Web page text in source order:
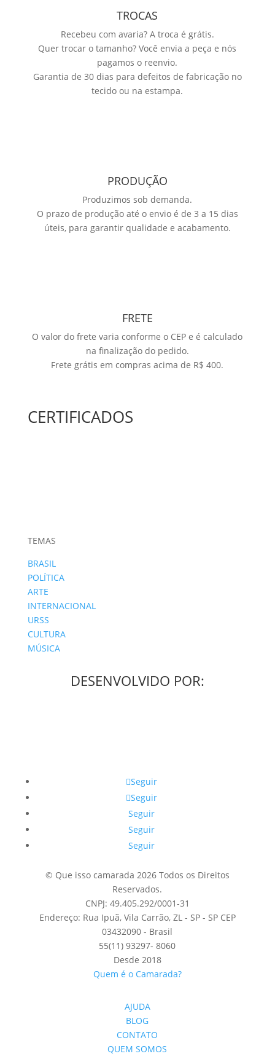
TROCAS
Recebeu com avaria? A troca é grátis.
Quer trocar o tamanho? Você envia a peça e nós
pagamos o reenvio.
Garantia de 30 dias para defeitos de fabricação no
tecido ou na estampa.
PRODUÇÃO
Produzimos sob demanda.
O prazo de produção até o envio é de 3 a 15 dias
úteis, para garantir qualidade e acabamento.
FRETE
O valor do frete varia conforme o CEP e é calculado
na finalização do pedido.
Frete grátis em compras acima de R$ 400.
CERTIFICADOS
TEMAS
BRASIL
POLÍTICA
ARTE
INTERNACIONAL
URSS
CULTURA
MÚSICA
DESENVOLVIDO POR:
Seguir
Seguir
Seguir
Seguir
Seguir
© Que isso camarada 2026 Todos os Direitos
Reservados.
CNPJ: 49.405.292/0001-31
Endereço: Rua Ipuã, Vila Carrão, ZL - SP - SP CEP
03432090 - Brasil
55(11) 93297- 8060
Desde 2018
Quem é o Camarada?
AJUDA
BLOG
CONTATO
QUEM SOMOS